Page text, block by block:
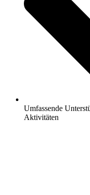
Umfassende
Aktivitäten